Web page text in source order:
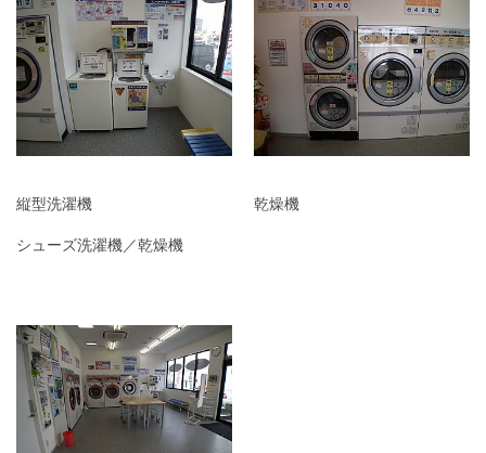
縦型洗濯機
シューズ洗濯機／乾燥機
乾燥機